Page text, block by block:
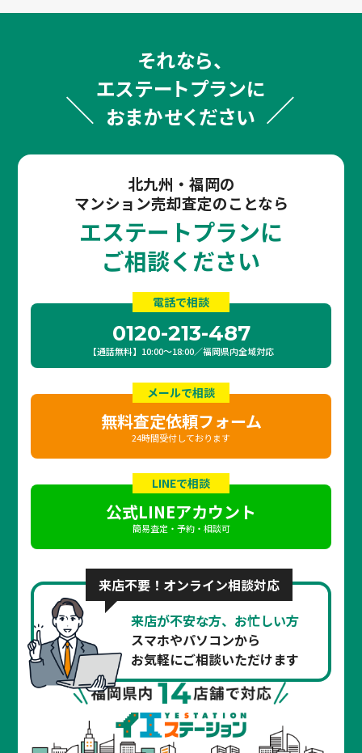
それなら、
エステートプランに
おまかせください
北九州・福岡の
マンション売却査定のことなら
エステートプランに
ご相談ください
電話で相談
0120-213-487
【通話無料】10:00〜18:00／福岡県内全域対応
メールで相談
無料査定依頼フォーム
24時間受付しております
LINEで相談
公式LINEアカウント
簡易査定・予約・相談可
来店不要！オンライン相談対応
来店が不安な方、お忙しい方
スマホやパソコンから
お気軽にご相談いただけます